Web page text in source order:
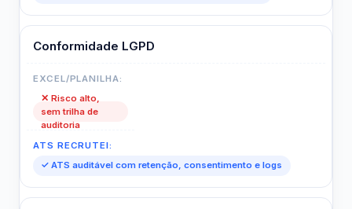
Conformidade LGPD
✕ Risco alto,
sem trilha de
auditoria
✓ ATS auditável com retenção, consentimento e logs